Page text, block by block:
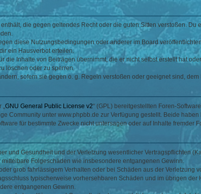
die gegen geltendes Recht oder die guten Sitten verstoßen.
diese Nutzungsbedingungen oder anderer im Board
ein Hausverbot erteilen.
die Inhalte von Beiträgen übernimmt, die er nicht selbst erstellt hat
löschen oder zu sperren.
sofern sie gegen o. g. Regeln verstoßen oder geeignet sind,
GNU General Public License v2“ (GPL) bereitgestellten Foren-
Community unter www.phpbb.de zur Verfügung gestellt. Beide
für bestimmte Zwecke nicht untersagen oder auf Inhalte fremder
und Gesundheit und der Verletzung wesentlicher Vertragspflichten
Folgeschäden wie insbesondere entgangenen Gewinn.
grob fahrlässigem Verhalten oder bei Schäden aus der Verletzung
typischerweise vorhersehbaren Schäden und im übrigen
entgangenen Gewinn.